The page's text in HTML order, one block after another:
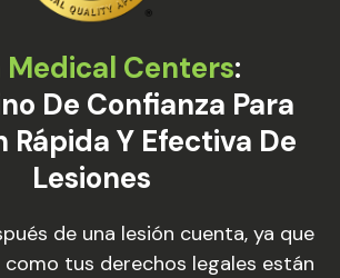
Medical Centers:
De Confianza Para
Rápida Y Efectiva De
Lesiones
de una lesión cuenta, ya que
tus derechos legales están